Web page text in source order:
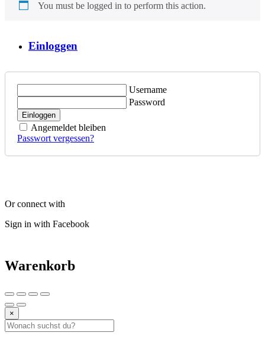
You must be logged in to perform this action.
Einloggen
Username
Password
Einloggen
Angemeldet bleiben
Passwort vergessen?
Or connect with
Sign in with Facebook
Warenkorb
×